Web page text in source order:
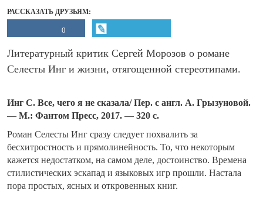
РАССКАЗАТЬ ДРУЗЬЯМ:
0
Литературный критик Сергей Морозов о романе
Селесты Инг и жизни, отягощенной стереотипами.
Инг С. Все, чего я не сказала/ Пер. с англ. А. Грызуновой.
— М.: Фантом Пресс, 2017. — 320 с.
Роман Селесты Инг сразу следует похвалить за
бесхитростность и прямолинейность. То, что некоторым
кажется недостатком, на самом деле, достоинство. Времена
стилистических эскапад и языковых игр прошли. Настала
пора простых, ясных и откровенных книг.